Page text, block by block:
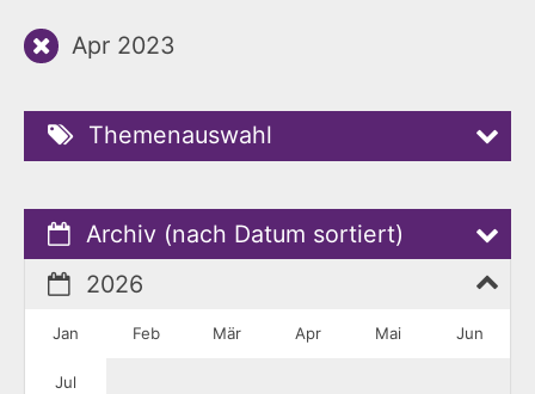
Apr 2023
Themenauswahl
Archiv (nach Datum sortiert)
2026
Jan Feb Mär Apr Mai Jun
Jul